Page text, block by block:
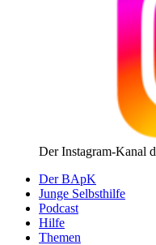
Der Instagram-Kanal
Der BApK
Junge Selbsthilfe
Podcast
Hilfe
Themen